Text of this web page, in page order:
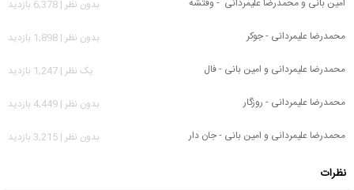
بدون نظر | 6,378 بازدید
محمدرضا علیمردانی - جوکر
بدون نظر | 1,898 بازدید
محمدرضا علیمردانی و امین بانی - فال
يک نظر | 1,247 بازدید
محمدرضا علیمردانی - روزگار
بدون نظر | 4,449 بازدید
محمدرضا علیمردانی و امین بانی - جان دار
بدون نظر | 3,215 بازدید
نظرات